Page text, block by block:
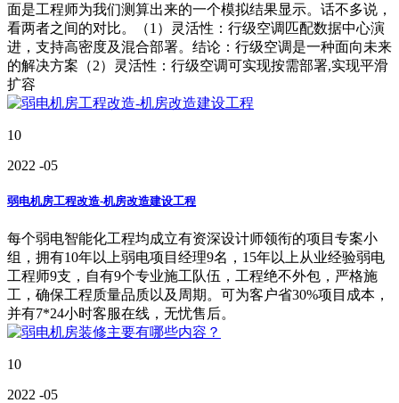
面是工程师为我们测算出来的一个模拟结果显示。话不多说，
看两者之间的对比。（1）灵活性：行级空调匹配数据中心演
进，支持高密度及混合部署。结论：行级空调是一种面向未来
的解决方案（2）灵活性：行级空调可实现按需部署,实现平滑
扩容
10
2022 -05
弱电机房工程改造-机房改造建设工程
每个弱电智能化工程均成立有资深设计师领衔的项目专案小
组，拥有10年以上弱电项目经理9名，15年以上从业经验弱电
工程师9支，自有9个专业施工队伍，工程绝不外包，严格施
工，确保工程质量品质以及周期。可为客户省30%项目成本，
并有7*24小时客服在线，无忧售后。
10
2022 -05